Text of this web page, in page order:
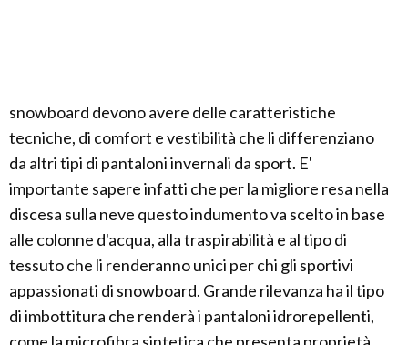
snowboard devono avere delle caratteristiche
tecniche, di comfort e vestibilità che li differenziano
da altri tipi di pantaloni invernali da sport. E'
importante sapere infatti che per la migliore resa nella
discesa sulla neve questo indumento va scelto in base
alle colonne d'acqua, alla traspirabilità e al tipo di
tessuto che li renderanno unici per chi gli sportivi
appassionati di snowboard. Grande rilevanza ha il tipo
di imbottitura che renderà i pantaloni idrorepellenti,